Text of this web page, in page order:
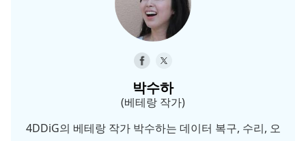
박수하
(베테랑 작가)
4DDiG의 베테랑 작가 박수하는 데이터 복구, 수리, 오